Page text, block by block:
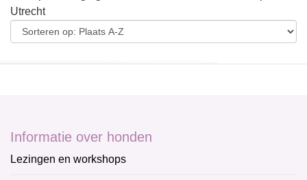
Utrecht
Informatie over honden
Lezingen en workshops